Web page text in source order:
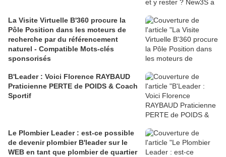
La Visite Virtuelle B'360 procure la
Pôle Position dans les moteurs de
recherche par du référencement
naturel - Compatible Mots-clés
sponsorisés
B'Leader : Voici Florence RAYBAUD
Praticienne PERTE de POIDS & Coach
Sportif
Le Plombier Leader : est-ce possible
de devenir plombier B'leader sur le
WEB en tant que plombier de quartier